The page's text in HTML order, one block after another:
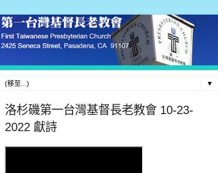
▼
洛杉磯第一台灣基督長老教會 10-23-
2022 獻詩